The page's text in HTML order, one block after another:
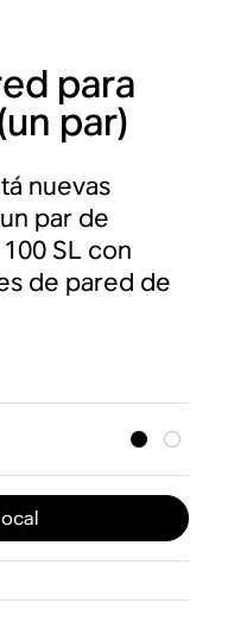
para
par)
nuevas
par de
SL con
de pared de